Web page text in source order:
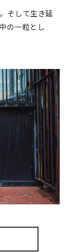
そして生き延
の一粒とし